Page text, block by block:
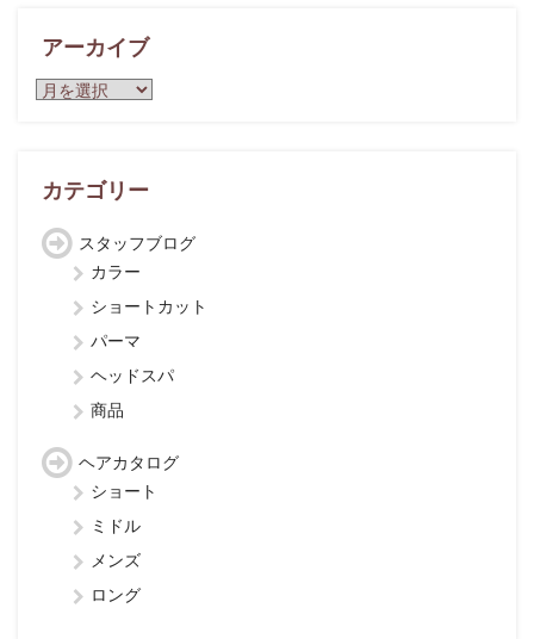
アーカイブ
ア
ブ
カテゴリー
スタッフブログ
カラー
ショートカット
パーマ
ヘッドスパ
商品
ヘアカタログ
ショート
ミドル
メンズ
ロング